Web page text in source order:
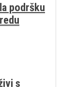
podršku
s